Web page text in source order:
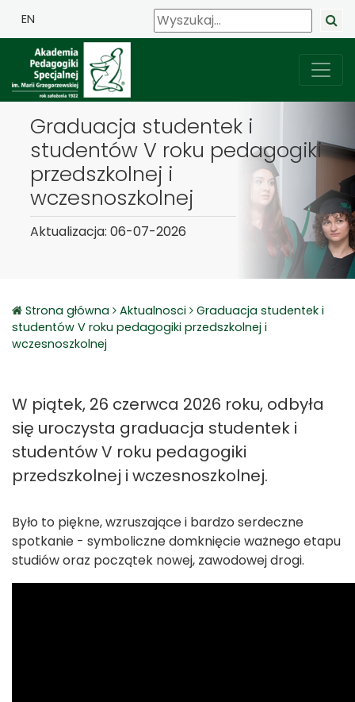
EN
Graduacja studentek i
studentów V roku pedagogiki
przedszkolnej i
wczesnoszkolnej
Aktualizacja: 06-07-2026
Strona główna Aktualnosci
Graduacja studentek i
studentów V roku pedagogiki przedszkolnej i
wczesnoszkolnej
W piątek, 26 czerwca 2026 roku, odbyła
się uroczysta graduacja studentek i
studentów V roku pedagogiki
przedszkolnej i wczesnoszkolnej.
Było to piękne, wzruszające i bardzo serdeczne
spotkanie - symboliczne domknięcie ważnego etapu
studiów oraz początek nowej, zawodowej drogi.